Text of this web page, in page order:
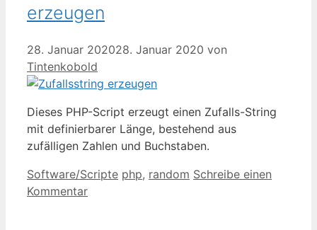
erzeugen
28. Januar 202028. Januar 2020 von
Tintenkobold
Dieses PHP-Script erzeugt einen Zufalls-String
mit definierbarer Länge, bestehend aus
zufälligen Zahlen und Buchstaben.
Kategorien
Software/Scripte Schlagwörter
php, random Schreibe einen
Kommentar